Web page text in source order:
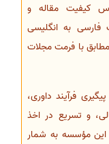
کیفیت مقاله و
به انگلیسی
با فرمت مجلات
فرآیند داوری،
و تسریع در اخذ
این مؤسسه به شمار